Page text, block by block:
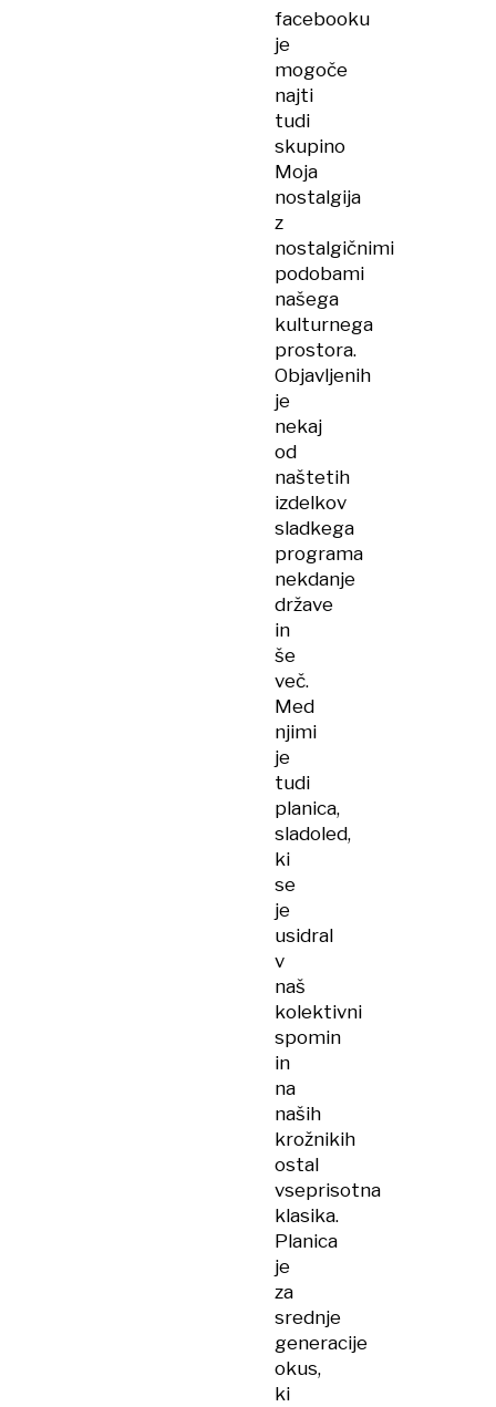
facebooku
je
mogoče
najti
tudi
skupino
Moja
nostalgija
z
nostalgičnimi
podobami
našega
kulturnega
prostora.
Objavljenih
je
nekaj
od
naštetih
izdelkov
sladkega
programa
nekdanje
države
in
še
več.
Med
njimi
je
tudi
planica,
sladoled,
ki
se
je
usidral
v
naš
kolektivni
spomin
in
na
naših
krožnikih
ostal
vseprisotna
klasika.
Planica
je
za
srednje
generacije
okus,
ki